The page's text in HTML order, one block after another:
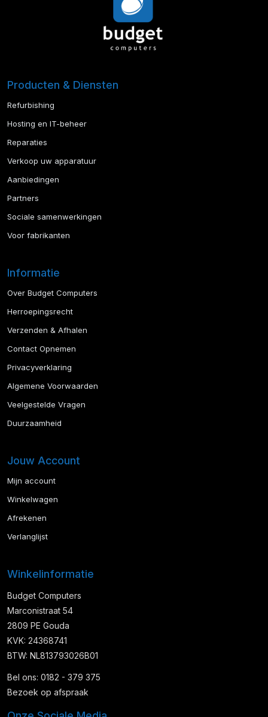
Producten & Diensten
Refurbishing
Hosting en IT-beheer
Reparaties
Verkoop uw apparatuur
Aanbiedingen
Partners
Sociale samenwerkingen
Voor fabrikanten
Informatie
Over Budget Computers
Herroepingsrecht
Verzenden & Afhalen
Contact Opnemen
Privacyverklaring
Algemene Voorwaarden
Veelgestelde Vragen
Duurzaamheid
Jouw Account
Mijn account
Winkelwagen
Afrekenen
Verlanglijst
Winkelinformatie
Budget Computers
Marconistraat 54
2809 PE Gouda
KVK: 24368741
BTW: NL813793026B01
Bel ons: 0182 - 379 375
Bezoek op afspraak